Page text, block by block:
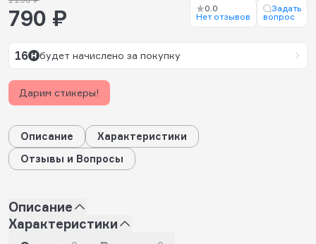
790 ₽
0.0
Нет отзывов
Задать
вопрос
16 будет начислено за покупку
Дарим стикеры!
Описание
Характеристики
Отзывы и Вопросы
Описание
Характеристики